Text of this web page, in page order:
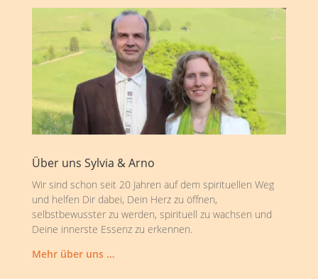
Über uns Sylvia & Arno
Wir sind schon seit 20 Jahren auf dem spirituellen Weg
und helfen Dir dabei, Dein Herz zu öffnen,
selbstbewusster zu werden, spirituell zu wachsen und
Deine innerste Essenz zu erkennen.
Mehr über uns …